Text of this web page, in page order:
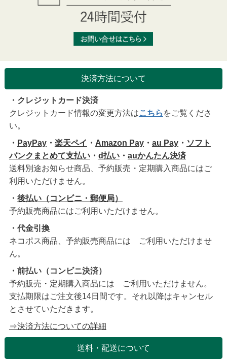
決済方法について
・クレジットカード決済
クレジットカード情報の変更方法はこちら をご覧くださ
い。
・ PayPay・ 楽天ペイ ・ Amazon Pay・ au Pay・ ソフト
バンクまとめて支払い・ d払い・ auかんたん決済
送料別途お知らせ商品、予約販売・定期購入商品にはご
利用いただけません。
・ 後払い（コンビニ・郵便局）
予約販売商品にはご利用いただけません。
・代金引換
ネコポス商品、予約販売商品には ご利用いただけませ
ん。
・前払い（コンビニ決済）
予約販売・定期購入商品には ご利用いただけません。
支払期限はご注文後14日間です。それ以降はキャンセル
とさせていただきます。
⇒決済方法についての詳細
送料・配送について